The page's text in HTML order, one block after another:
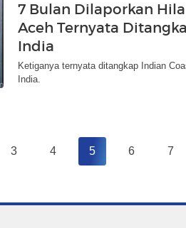
7 Bulan Dilaporkan
Aceh Ternyata
India
Ketiganya ternyata ditangkap Indian
India.
3 4 5 6 7